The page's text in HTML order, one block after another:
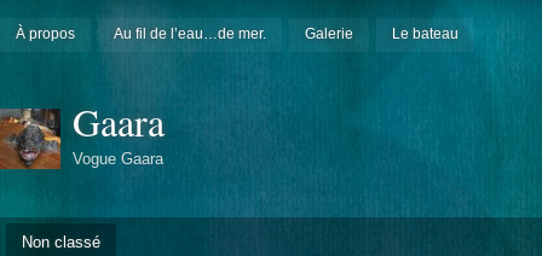
À propos Au fil de l’eau…de mer. Galerie Le bateau
Gaara
Vogue Gaara
Non classé